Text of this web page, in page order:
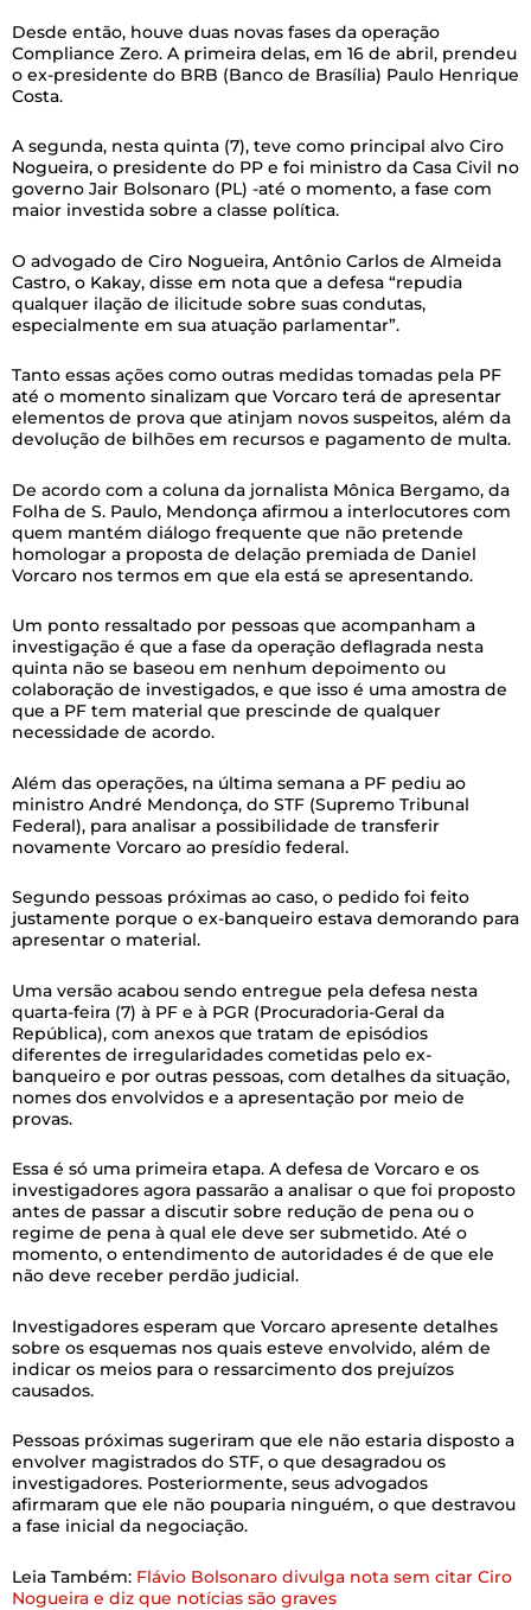
Desde então, houve duas novas fases da operação
Compliance Zero. A primeira delas, em 16 de abril, prendeu
o ex-presidente do BRB (Banco de Brasília) Paulo Henrique
Costa.
A segunda, nesta quinta (7), teve como principal alvo Ciro
Nogueira, o presidente do PP e foi ministro da Casa Civil no
governo Jair Bolsonaro (PL) -até o momento, a fase com
maior investida sobre a classe política.
O advogado de Ciro Nogueira, Antônio Carlos de Almeida
Castro, o Kakay, disse em nota que a defesa “repudia
qualquer ilação de ilicitude sobre suas condutas,
especialmente em sua atuação parlamentar”.
Tanto essas ações como outras medidas tomadas pela PF
até o momento sinalizam que Vorcaro terá de apresentar
elementos de prova que atinjam novos suspeitos, além da
devolução de bilhões em recursos e pagamento de multa.
De acordo com a coluna da jornalista Mônica Bergamo, da
Folha de S. Paulo, Mendonça afirmou a interlocutores com
quem mantém diálogo frequente que não pretende
homologar a proposta de delação premiada de Daniel
Vorcaro nos termos em que ela está se apresentando.
Um ponto ressaltado por pessoas que acompanham a
investigação é que a fase da operação deflagrada nesta
quinta não se baseou em nenhum depoimento ou
colaboração de investigados, e que isso é uma amostra de
que a PF tem material que prescinde de qualquer
necessidade de acordo.
Além das operações, na última semana a PF pediu ao
ministro André Mendonça, do STF (Supremo Tribunal
Federal), para analisar a possibilidade de transferir
novamente Vorcaro ao presídio federal.
Segundo pessoas próximas ao caso, o pedido foi feito
justamente porque o ex-banqueiro estava demorando para
apresentar o material.
Uma versão acabou sendo entregue pela defesa nesta
quarta-feira (7) à PF e à PGR (Procuradoria-Geral da
República), com anexos que tratam de episódios
diferentes de irregularidades cometidas pelo ex-
banqueiro e por outras pessoas, com detalhes da situação,
nomes dos envolvidos e a apresentação por meio de
provas.
Essa é só uma primeira etapa. A defesa de Vorcaro e os
investigadores agora passarão a analisar o que foi proposto
antes de passar a discutir sobre redução de pena ou o
regime de pena à qual ele deve ser submetido. Até o
momento, o entendimento de autoridades é de que ele
não deve receber perdão judicial.
Investigadores esperam que Vorcaro apresente detalhes
sobre os esquemas nos quais esteve envolvido, além de
indicar os meios para o ressarcimento dos prejuízos
causados.
Pessoas próximas sugeriram que ele não estaria disposto a
envolver magistrados do STF, o que desagradou os
investigadores. Posteriormente, seus advogados
afirmaram que ele não pouparia ninguém, o que destravou
a fase inicial da negociação.
Leia Também: Flávio Bolsonaro divulga nota sem citar Ciro
Nogueira e diz que notícias são graves